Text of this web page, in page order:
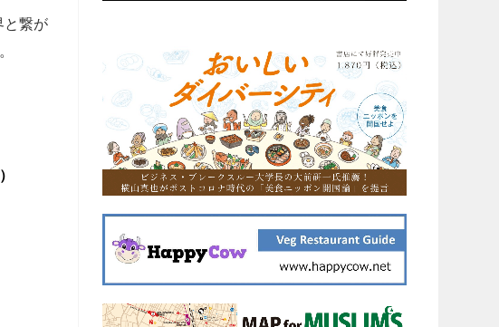
と繋が